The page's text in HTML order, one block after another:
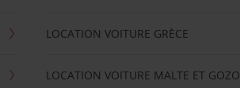
LOCATION VOITURE GRÈCE
LOCATION VOITURE MALTE ET GOZO